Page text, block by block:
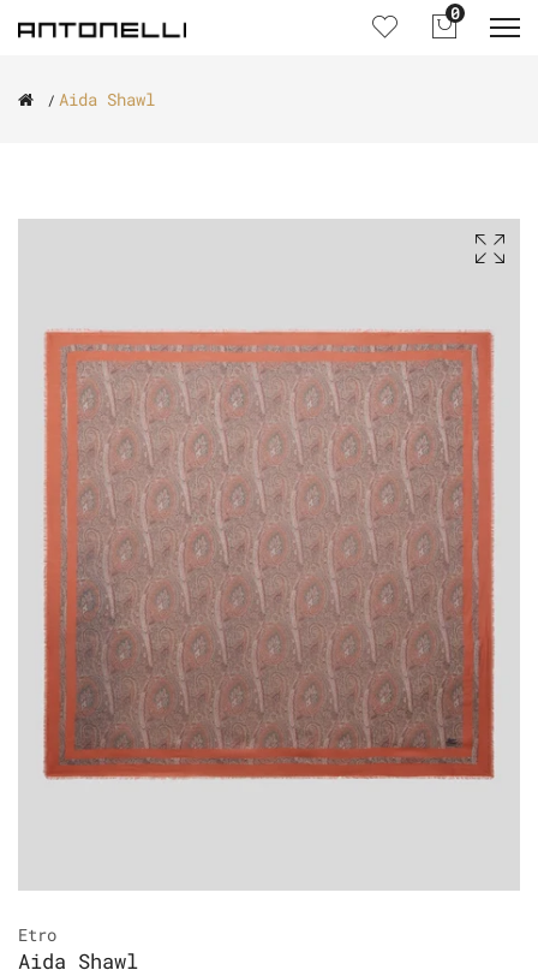
0
Aida Shawl
Etro
Aida Shawl